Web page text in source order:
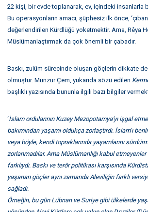
22 kişi, bir evde toplanarak, ev, içindeki insanlarla
Bu operasyonların amacı, şüphesiz ilk önce,
değerlendirilen Kürdlüğü yoketmektir. Ama, Rêya
Müslümanlaştırmak da çok önemli bir çabadır.
Baskı, zulüm sürecinde oluşan göçlerin dikkate
olmuştur. Munzur Çem, yukarıda sözü edilen Kerm
başlıklı yazısında bununla ilgili bazı bilgiler
‘İslam ordularının Kuzey Mezopotamya'yı işgal
bakımından yaşamı oldukça zorlaştırdı. İslam’ı
veya böyle, kendi topraklarında yaşamlarını
zorlanmadılar. Ama Müslümanlığı kabul
farklıydı. Baskı ve terör politikası karşısında
yaşanan göçler aynı zamanda Aleviliğin farklı
sağladı.
Örneğin, bu gün Lübnan ve Suriye gibi ülkelerde